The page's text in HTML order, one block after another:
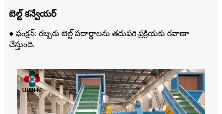
బెల్ట్ కన్వేయర్
● ఫంక్షన్: రబ్బరు బెల్ట్ పదార్థాలను తదుపరి ప్రక్రియకు రవాణా
చేస్తుంది.